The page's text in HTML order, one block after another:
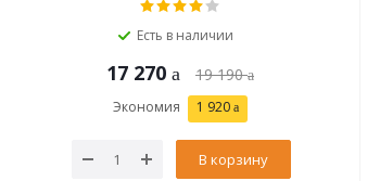
Есть в наличии
17 270 19 190
Экономия 1 920
В корзину